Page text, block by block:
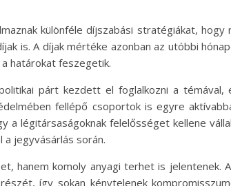
különféle díjszabási stratégiákat,
is. A díjak mértéke azonban az utóbbi
határokat feszegetik.
párt kezdett el foglalkozni a témával,
fellépő csoportok is egyre
a légitársaságoknak felelősséget kellene
jegyvásárlás során.
hanem komoly anyagi terhet is
így sokan kénytelenek